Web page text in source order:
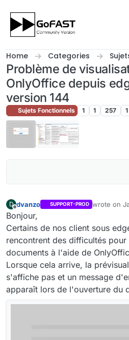
Home Categories
Problème de
OnlyOffice depuis
version 144
Sujets Fonctionnels 1 1 257 1
D
Offline
dvanzo SUPPORT-PROD wrote on
last edited
Bonjour,
Certains de nos client sous
rencontrent des difficultés
documents à l'aide de
Lorsque cela arrive, la
s'affiche pas et un message
apparaît lors de l'ouverture du